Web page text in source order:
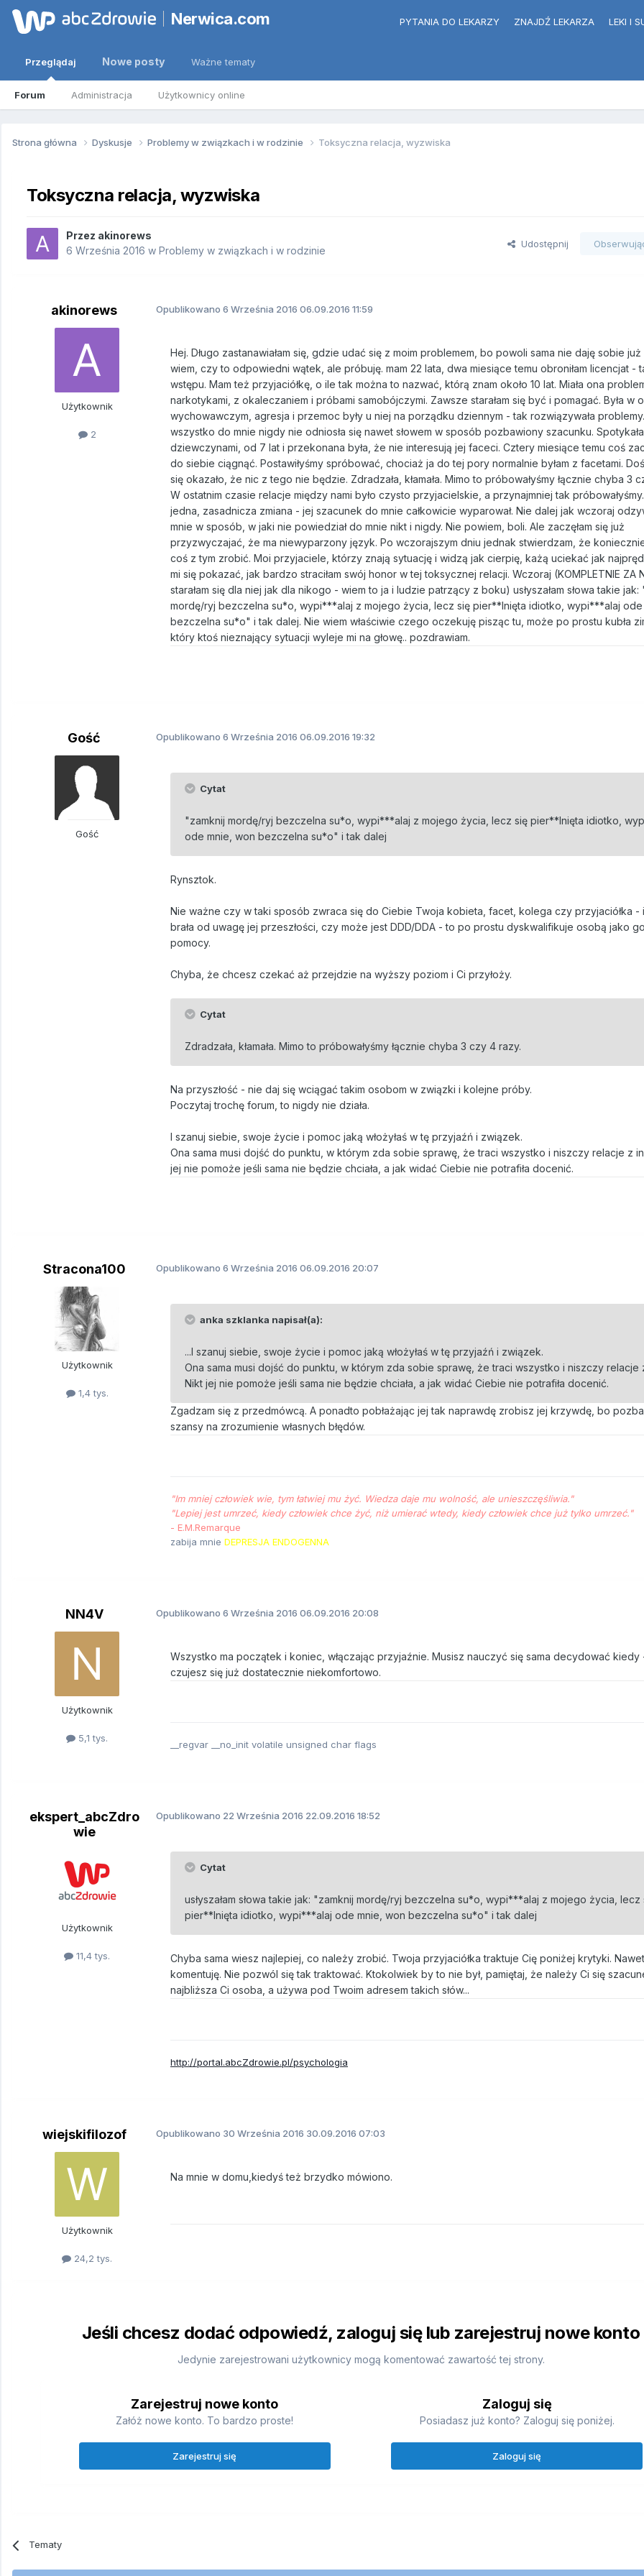
Nerwica.com PYTANIA DO LEKARZY ZNAJDŹ LEKARZA LEKI I
Przeglądaj
Forum Administracja Użytkownicy online
Nowe posty Ważne tematy
Strona główna Dyskusje Problemy w związkach i w rodzinie Toksyczna relacja, wyzwiska
Toksyczna relacja, wyzwiska
Przez akinorews
6 Września 2016 w Problemy w związkach i w rodzinie
Udostępnij
akinorews
Użytkownik
2
Opublikowano 6 Września 2016 06.09.2016 11:59
Hej. Długo zastanawiałam się, gdzie udać się z moim problemem, bo powoli sama nie daję sobie już
wiem, czy to odpowiedni wątek, ale próbuję. mam 22 lata, dwa miesiące temu obroniłam licencjat -
wstępu. Mam też przyjaciółkę, o ile tak można to nazwać, którą znam około 10 lat. Miała ona
narkotykami, z okaleczaniem i próbami samobójczymi. Zawsze starałam się być i pomagać. Była w
wychowawczym, agresja i przemoc były u niej na porządku dziennym - tak rozwiązywała
wszystko do mnie nigdy nie odniosła się nawet słowem w sposób pozbawiony szacunku.
dziewczynami, od 7 lat i przekonana była, że nie interesują jej faceci. Cztery miesiące temu coś
do siebie ciągnąć. Postawiłyśmy spróbować, chociaż ja do tej pory normalnie byłam z facetami.
się okazało, że nic z tego nie będzie. Zdradzała, kłamała. Mimo to próbowałyśmy łącznie chyba 3
W ostatnim czasie relacje między nami było czysto przyjacielskie, a przynajmniej tak próbowałyśmy.
jedna, zasadnicza zmiana - jej szacunek do mnie całkowicie wyparował. Nie dalej jak wczoraj
mnie w sposób, w jaki nie powiedział do mnie nikt i nigdy. Nie powiem, boli. Ale zaczęłam się już
przyzwyczajać, że ma niewyparzony język. Po wczorajszym dniu jednak stwierdzam, że
coś z tym zrobić. Moi przyjaciele, którzy znają sytuację i widzą jak cierpię, każą uciekać jak
mi się pokazać, jak bardzo straciłam swój honor w tej toksycznej relacji. Wczoraj (KOMPLETNIE ZA
starałam się dla niej jak dla nikogo - wiem to ja i ludzie patrzący z boku) usłyszałam słowa takie jak:
mordę/ryj bezczelna su*o, wypi***alaj z mojego życia, lecz się pier**lnięta idiotko, wypi***alaj ode
bezczelna su*o" i tak dalej. Nie wiem właściwie czego oczekuję pisząc tu, może po prostu kubła
który ktoś nieznający sytuacji wyleje mi na głowę.. pozdrawiam.
Gość
Gość
Opublikowano 6 Września 2016 06.09.2016 19:32
Cytat
"zamknij mordę/ryj bezczelna su*o, wypi***alaj z mojego życia, lecz się pier**lnięta idiotko,
ode mnie, won bezczelna su*o" i tak dalej
Rynsztok.
Nie ważne czy w taki sposób zwraca się do Ciebie Twoja kobieta, facet, kolega czy przyjaciółka -
brała od uwagę jej przeszłości, czy może jest DDD/DDA - to po prostu dyskwalifikuje osobą jako
pomocy.
Chyba, że chcesz czekać aż przejdzie na wyższy poziom i Ci przyłoży.
Cytat
Zdradzała, kłamała. Mimo to próbowałyśmy łącznie chyba 3 czy 4 razy.
Na przyszłość - nie daj się wciągać takim osobom w związki i kolejne próby.
Poczytaj trochę forum, to nigdy nie działa.
I szanuj siebie, swoje życie i pomoc jaką włożyłaś w tę przyjaźń i związek.
Ona sama musi dojść do punktu, w którym zda sobie sprawę, że traci wszystko i niszczy relacje z
jej nie pomoże jeśli sama nie będzie chciała, a jak widać Ciebie nie potrafiła docenić.
Stracona100
Użytkownik
1,4 tys.
Opublikowano 6 Września 2016 06.09.2016 20:07
anka szklanka napisał(a):
...I szanuj siebie, swoje życie i pomoc jaką włożyłaś w tę przyjaźń i związek.
Ona sama musi dojść do punktu, w którym zda sobie sprawę, że traci wszystko i niszczy relacje
Nikt jej nie pomoże jeśli sama nie będzie chciała, a jak widać Ciebie nie potrafiła docenić.
Zgadzam się z przedmówcą. A ponadto pobłażając jej tak naprawdę zrobisz jej krzywdę, bo
szansy na zrozumienie własnych błędów.
"Im mniej człowiek wie, tym łat­wiej mu żyć. Wie­dza da­je mu wol­ność, ale unieszczęśliwia."
"Le­piej jest um­rzeć, kiedy człowiek chce żyć, niż umierać wte­dy, kiedy człowiek chce już tyl­ko umrzeć."
- E.M.Remarque
zabija mnie DEPRESJA ENDOGENNA
NN4V
Użytkownik
5,1 tys.
Opublikowano 6 Września 2016 06.09.2016 20:08
Wszystko ma początek i koniec, włączając przyjaźnie. Musisz nauczyć się sama decydować kiedy
czujesz się już dostatecznie niekomfortowo.
__regvar __no_init volatile unsigned char flags
ekspert_abcZdro
wie
Użytkownik
11,4 tys.
Opublikowano 22 Września 2016 22.09.2016 18:52
Cytat
usłyszałam słowa takie jak: "zamknij mordę/ryj bezczelna su*o, wypi***alaj z mojego życia, lecz
pier**lnięta idiotko, wypi***alaj ode mnie, won bezczelna su*o" i tak dalej
Chyba sama wiesz najlepiej, co należy zrobić. Twoja przyjaciółka traktuje Cię poniżej krytyki.
komentuję. Nie pozwól się tak traktować. Ktokolwiek by to nie był, pamiętaj, że należy Ci się
najbliższa Ci osoba, a używa pod Twoim adresem takich słów...
http://portal.abcZdrowie.pl/psychologia
wiejskifilozof
Użytkownik
24,2 tys.
Opublikowano 30 Września 2016 30.09.2016 07:03
Na mnie w domu,kiedyś też brzydko mówiono.
Jeśli chcesz dodać odpowiedź, zaloguj się lub zarejestruj nowe konto
Jedynie zarejestrowani użytkownicy mogą komentować zawartość tej strony.
Zarejestruj nowe konto
Załóż nowe konto. To bardzo proste!
Zarejestruj się
Zaloguj się
Posiadasz już konto? Zaloguj się poniżej.
Zaloguj się
Tematy